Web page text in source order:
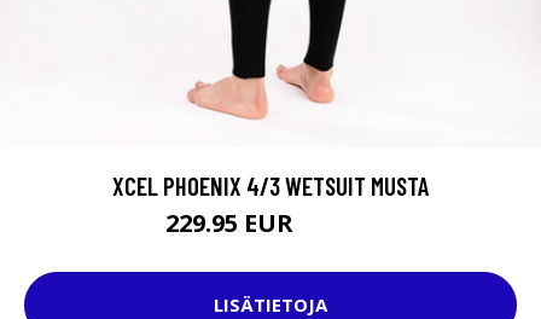
XCEL PHOENIX 4/3 WETSUIT MUSTA
229.95 EUR
LISÄTIETOJA